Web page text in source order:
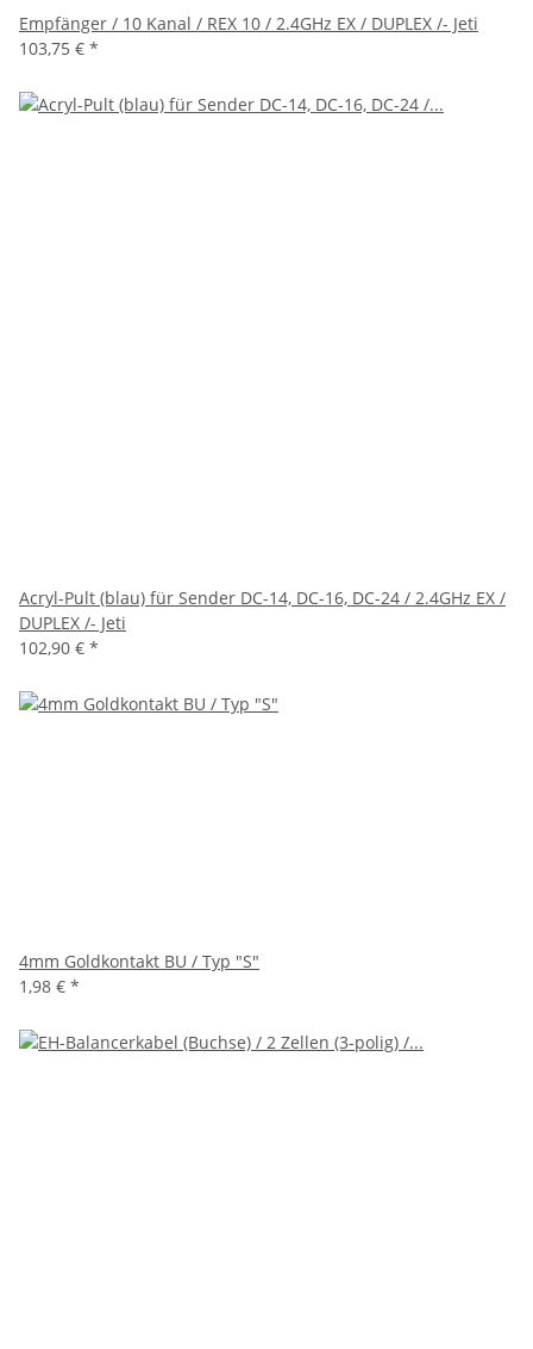
Empfänger / 10 Kanal / REX 10 / 2.4GHz EX / DUPLEX /- Jeti
103,75 € *
Acryl-Pult (blau) für Sender DC-14, DC-16, DC-24 / 2.4GHz EX /
DUPLEX /- Jeti
102,90 € *
4mm Goldkontakt BU / Typ "S"
1,98 € *